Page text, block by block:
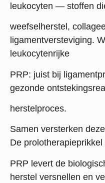
leukocyten — stoffen
weefselherstel,
ligamentversteviging.
leukocytenrijke
PRP: juist bij
gezonde
herstelproces.
Samen versterken
De
PRP levert de
herstel versnellen en